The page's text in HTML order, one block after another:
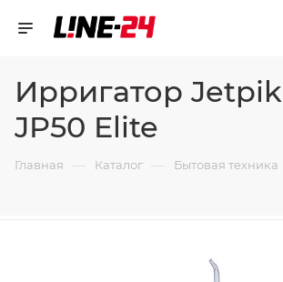
Ирригатор Jetpik
JP50 Elite
Главная — Каталог — Бытовая техника